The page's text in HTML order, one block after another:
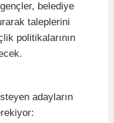
belediye
taleplerini
politikalarının
adayların